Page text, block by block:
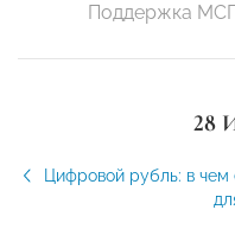
Поддержка
28
Цифровой рубль: в чем